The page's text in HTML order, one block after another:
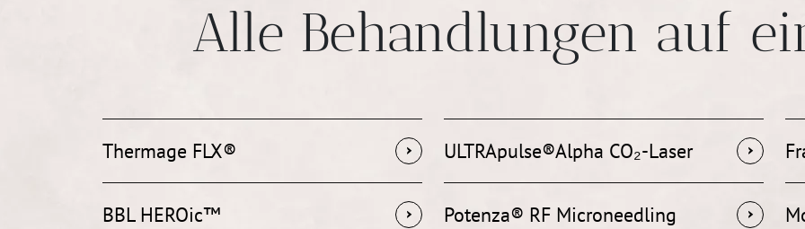
Alle Behandlungen auf
Thermage FLX® ULTRApulse®Alpha CO₂-Laser
BBL HEROic™ Potenza® RF Microneedling